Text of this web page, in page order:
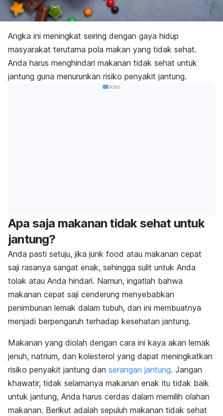
Angka ini meningkat seiring dengan gaya hidup
masyarakat terutama pola makan yang tidak sehat.
Anda harus menghindari makanan tidak sehat untuk
jantung guna menurunkan risiko penyakit jantung.
Iklan
Apa saja makanan tidak sehat untuk
jantung?
Anda pasti setuju, jika junk food atau makanan cepat
saji rasanya sangat enak, sehingga sulit untuk Anda
tolak atau Anda hindari. Namun, ingatlah bahwa
makanan cepat saji cenderung menyebabkan
penimbunan lemak dalam tubuh, dan ini membuatnya
menjadi berpengaruh terhadap kesehatan jantung.
Makanan yang diolah dengan cara ini kaya akan lemak
jenuh, natrium, dan kolesterol yang dapat meningkatkan
risiko penyakit jantung dan serangan jantung. Jangan
khawatir, tidak selamanya makanan enak itu tidak baik
untuk jantung, Anda harus cerdas dalam memilih olahan
makanan. Berikut adalah sepuluh makanan tidak sehat